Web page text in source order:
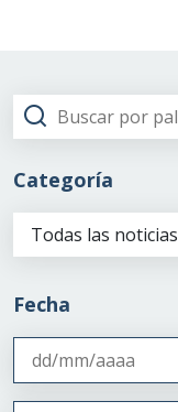
Categoría
Todas las noticias
Fecha